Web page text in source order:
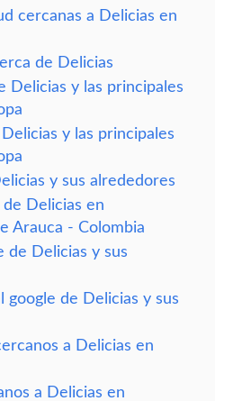
cercanas a Delicias en
de Delicias
Delicias y las principales
y las principales
y sus alrededores
Delicias en
Arauca - Colombia
de Delicias y sus
google de Delicias y sus
a Delicias en
a Delicias en